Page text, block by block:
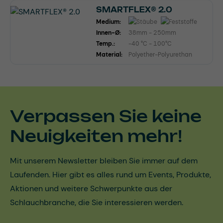
SMARTFLEX® 2.0
Medium:
Innen-Ø:
38mm - 250mm
Temp.:
-40 °C - 100°C
Material:
Polyether-Polyurethan
Verpassen Sie keine
Neuigkeiten mehr!
Mit unserem Newsletter bleiben Sie immer auf dem
Laufenden. Hier gibt es alles rund um Events, Produkte,
Aktionen und weitere Schwerpunkte aus der
Schlauchbranche, die Sie interessieren werden.